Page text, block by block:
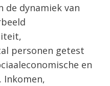
de dynamiek van
personen getest
en
Inkomen,